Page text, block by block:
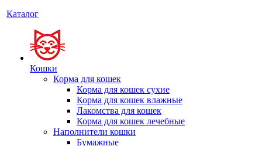
Каталог
Кошки
Корма для кошек
Корма для кошек сухие
Корма для кошек влажные
Лакомства для кошек
Корма для кошек лечебные
Наполнители кошки
Бумажные